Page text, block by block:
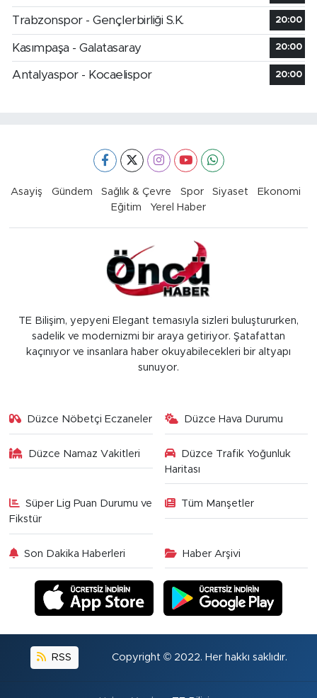
Trabzonspor - Gençlerbirliği S.K. 20:00
Kasımpaşa - Galatasaray 20:00
Antalyaspor - Kocaelispor 20:00
Asayiş Gündem Sağlık & Çevre Spor Siyaset
Ekonomi
Eğitim
Yerel Haber
TE Bilişim, yepyeni Elegant temasıyla sizleri buluştururken,
sadelik ve modernizmi bir araya getiriyor. Şatafattan
kaçınıyor ve insanlara haber okuyabilecekleri bir altyapı
sunuyor.
Düzce Nöbetçi Eczaneler Düzce Hava Durumu
Düzce Namaz Vakitleri
Düzce Trafik Yoğunluk
Haritası
Süper Lig Puan Durumu ve
Fikstür
Tüm Manşetler
Son Dakika Haberleri Haber Arşivi
RSS Copyright © 2022. Her hakkı saklıdır.